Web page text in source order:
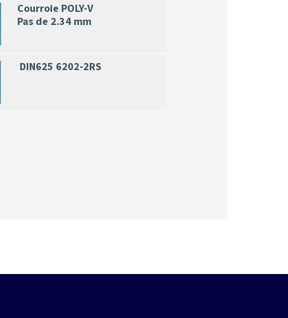
Courroie POLY-V
Pas de 2.34 mm
DIN625 6202-2RS